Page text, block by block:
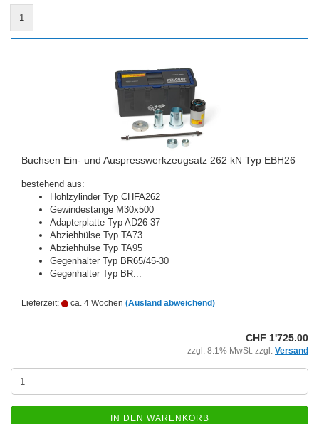
1
Buchsen Ein- und Auspresswerkzeugsatz 262 kN Typ EBH26
bestehend aus:
Hohlzylinder Typ CHFA262
Gewindestange M30x500
Adapterplatte Typ AD26-37
Abziehhülse Typ TA73
Abziehhülse Typ TA95
Gegenhalter Typ BR65/45-30
Gegenhalter Typ BR...
Lieferzeit: ca. 4 Wochen (Ausland abweichend)
CHF 1'725.00
zzgl. 8.1% MwSt. zzgl. Versand
IN DEN WARENKORB